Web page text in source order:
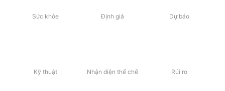
Sức khỏe Định giá Dự báo
Kỹ thuật Nhận diện thể chế Rủi ro